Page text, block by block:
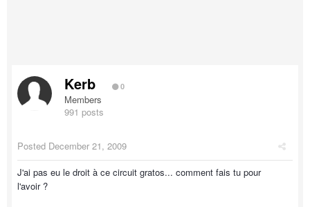
Kerb 0
Members
991 posts
Posted December 21, 2009
J'ai pas eu le droit à ce circuit gratos... comment fais tu pour
l'avoir ?